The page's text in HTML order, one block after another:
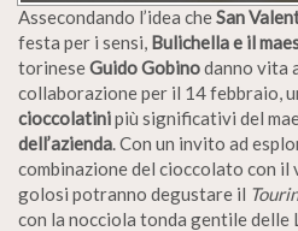
Assecondando l’idea cheSan
festa per i sensi, Bulichella e il
torineseGuido Gobinodanno vita
collaborazione per il 14 febbraio,
cioccolatinipiù significativi del
dell’azienda. Con un invito ad
combinazione del cioccolato con il
golosi potranno degustare il
con la nocciola tonda gentile delle